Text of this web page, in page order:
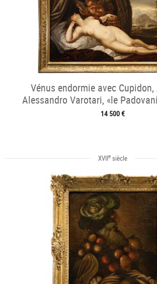
Vénus endormie avec
Alessandro Varotari, «le
1649)
14 500 €
XVIIesiècle